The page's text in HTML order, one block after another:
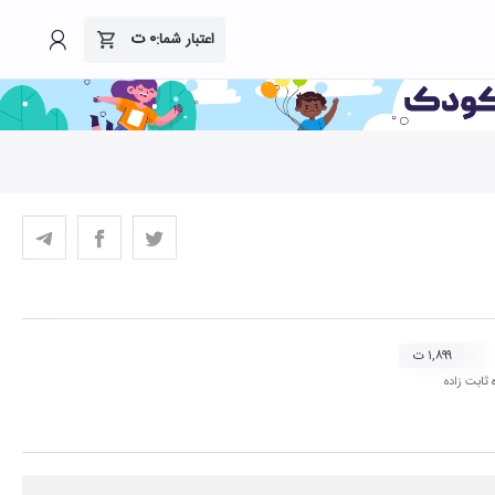
اعتبار شما:۰ت
ثابت زاده
۱,۸۹۹ ت